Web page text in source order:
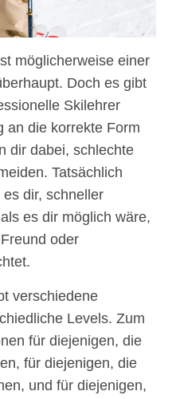
möglicherweise einer
Doch es gibt
Skilehrer
an die korrekte Form
dir dabei, schlechte
Tatsächlich
dir, schneller
es dir möglich wäre,
oder
verschiedene
Levels. Zum
für diejenigen, die
für diejenigen, die
und für diejenigen,